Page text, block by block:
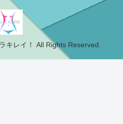
キレイ！ All Rights Reserved.